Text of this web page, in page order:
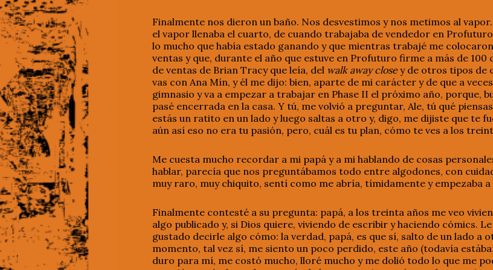
Finalmente nos dieron un baño. Nos desvestimos y nos metimos al
el vapor llenaba el cuarto, de cuando trabajaba de vendedor en
lo mucho que había estado ganando y que mientras trabajé me
ventas y que, durante el año que estuve en Profuturo firme a más de 100
de ventas de Brian Tracy que leía, del walk away closey de otros tipos de
vas con Ana Mín, y él me dijo: bien, aparte de mi carácter y de que a
gimnasio y va a empezar a trabajar en Phase II el próximo año, porque,
pasé encerrada en la casa. Y tú, me volvió a preguntar, Ale, tú qué
estás un ratito en un lado y luego saltas a otro y, digo, me dijiste que te
aún así eso no era tu pasión, pero, cuál es tu plan, cómo te ves a los
Me cuesta mucho recordar a mi papá y a mi hablando de cosas
hablar, parecía que nos preguntábamos todo entre algodones, con
muy raro, muy chiquito, sentí como me abría, tímidamente y empezaba a
Finalmente contesté a su pregunta: papá, a los treinta años me veo
algo publicado y, si Dios quiere, viviendo de escribir y haciendo cómics.
gustado decirle algo cómo: la verdad, papá, es que sí, salto de un lado a
momento, tal vez sí, me siento un poco perdido, este año (todavía
duro para mí, me costó mucho, lloré mucho y me dolió todo lo que me